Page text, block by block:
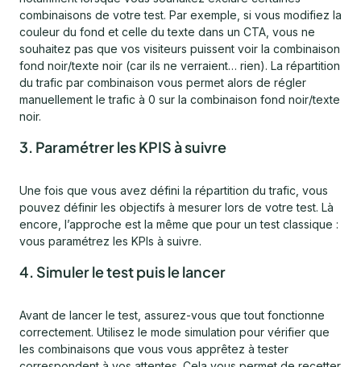
combinaisons de votre test. Par exemple, si vous modifiez la
couleur du fond et celle du texte dans un CTA, vous ne
souhaitez pas que vos visiteurs puissent voir la combinaison
fond noir/texte noir (car ils ne verraient… rien). La répartition
du trafic par combinaison vous permet alors de régler
manuellement le trafic à 0 sur la combinaison fond noir/texte
noir.
3. Paramétrer les KPIS à suivre
Une fois que vous avez défini la répartition du trafic, vous
pouvez définir les objectifs à mesurer lors de votre test. Là
encore, l’approche est la même que pour un test classique :
vous paramétrez les KPIs à suivre.
4. Simuler le test puis le lancer
Avant de lancer le test, assurez-vous que tout fonctionne
correctement. Utilisez le mode simulation pour vérifier que
les combinaisons que vous vous apprêtez à tester